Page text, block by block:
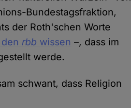
Bundestagsfraktion,
der Roth'schen Worte
rbb wissen –, dass im
werde.
schwant, dass Religion